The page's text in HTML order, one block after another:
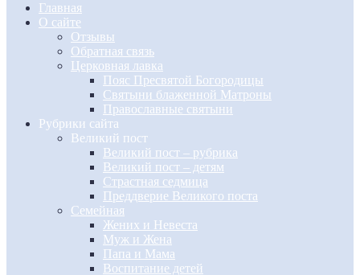
Главная
О сайте
Отзывы
Обратная связь
Церковная лавка
Пояс Пресвятой Богородицы
Святыни блаженной Матроны
Православные святыни
Рубрики сайта
Великий пост
Великий пост – рубрика
Великий пост – детям
Страстная седмица
Преддверие Великого поста
Семейная
Жених и Невеста
Муж и Жена
Папа и Мама
Воспитание детей